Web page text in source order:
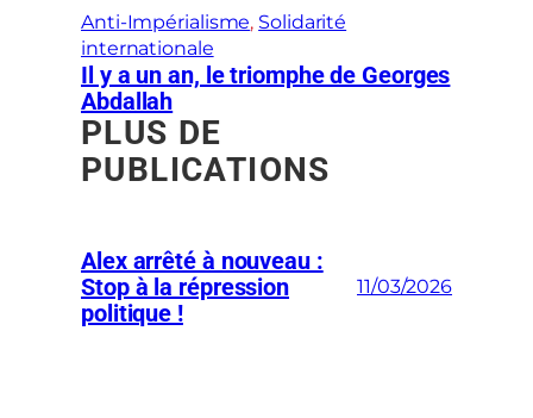
Anti-Impérialisme, Solidarité
internationale
Il y a un an, le triomphe de Georges
Abdallah
PLUS DE
PUBLICATIONS
Alex arrêté à nouveau :
Stop à la répression
politique !
11/03/2026